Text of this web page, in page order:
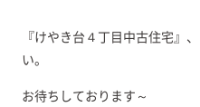
『けやき台４丁目中古住宅』
い。
お待ちしております～